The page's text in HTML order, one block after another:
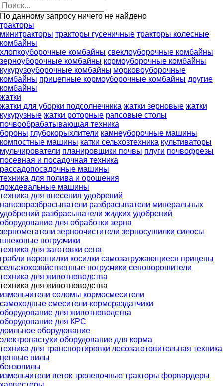
По данному запросу ничего не найдено
тракторы
минитракторы тракторы гусеничные тракторы колесные
комбайны
хлопкоуборочные комбайны свеклоуборочные комбайны
зерноуборочные комбайны кормоуборочные комбайны
кукурузоуборочные комбайны морковоуборочные
комбайны прицепные кормоуборочные комбайны другие
комбайны
жатки
жатки для уборки подсолнечника жатки зерновые жатки
кукурузные жатки роторные рапсовые столы
почвообрабатывающая техника
бороны глубокорыхлители камнеуборочные машины
компостные машины катки сельхозтехника культиваторы
мульчирователи планировщики почвы плуги почвофрезы
посевная и посадочная техника
рассадопосадочные машины
техника для полива и орошения
дождевальные машины
техника для внесения удобрений
навозоразбрасыватели разбрасыватели минеральных
удобрений разбрасыватели жидких удобрений
оборудование для обработки зерна
зернометатели зерноочистители зерносушилки силосы
шнековые погрузчики
техника для заготовки сена
грабли ворошилки косилки самозагружающиеся прицепы
сельскохозяйственные погрузчики сеноворошители
техника для животноводства
техника для животноводства
измельчители соломы кормосмесители
самоходные смесители-кормораздатчики
оборудование для животноводства
оборудование для КРС
доильное оборудование
электропастухи оборудование для корма
техника для транспортировки лесозаготовительная техника
цепные пилы
бензопилы
измельчители веток трелевочные тракторы форвардеры
харвестеры